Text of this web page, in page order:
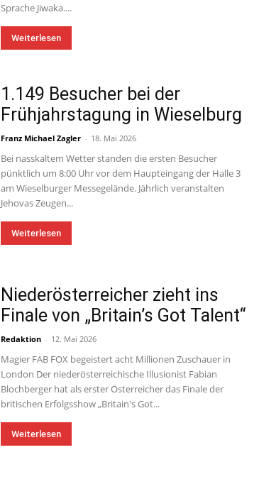
Sprache Jiwaka....
Weiterlesen
1.149 Besucher bei der
Frühjahrstagung in Wieselburg
Franz Michael Zagler - 18. Mai 2026
Bei nasskaltem Wetter standen die ersten Besucher
pünktlich um 8:00 Uhr vor dem Haupteingang der Halle 3
am Wieselburger Messegelände. Jährlich veranstalten
Jehovas Zeugen...
Weiterlesen
Niederösterreicher zieht ins
Finale von „Britain’s Got Talent“
Redaktion - 12. Mai 2026
Magier FAB FOX begeistert acht Millionen Zuschauer in
London Der niederösterreichische Illusionist Fabian
Blochberger hat als erster Österreicher das Finale der
britischen Erfolgsshow „Britain's Got...
Weiterlesen